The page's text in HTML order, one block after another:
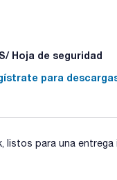
Hoja de seguridad
para
para una entrega